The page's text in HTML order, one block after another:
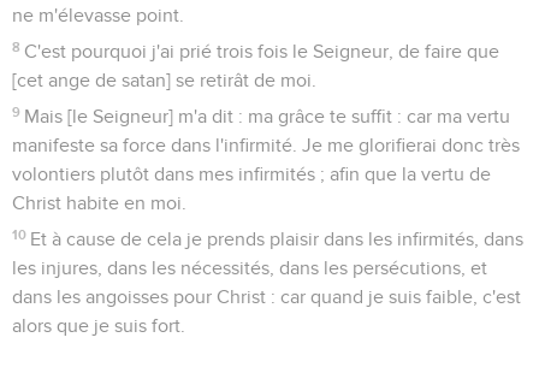
ne m'élevasse point.
8 C'est pourquoi j'ai prié trois fois le Seigneur, de faire que
[cet ange de satan] se retirât de moi.
9 Mais [le Seigneur] m'a dit : ma grâce te suffit : car ma vertu
manifeste sa force dans l'infirmité. Je me glorifierai donc très
volontiers plutôt dans mes infirmités ; afin que la vertu de
Christ habite en moi.
10 Et à cause de cela je prends plaisir dans les infirmités, dans
les injures, dans les nécessités, dans les persécutions, et
dans les angoisses pour Christ : car quand je suis faible, c'est
alors que je suis fort.